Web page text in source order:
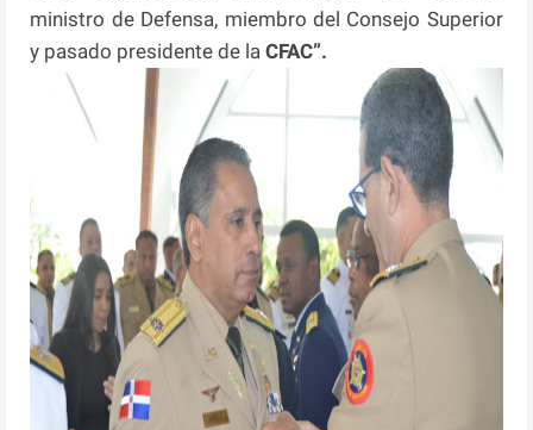
ministro de Defensa, miembro del Consejo Superior
y pasado presidente de laCFAC”.